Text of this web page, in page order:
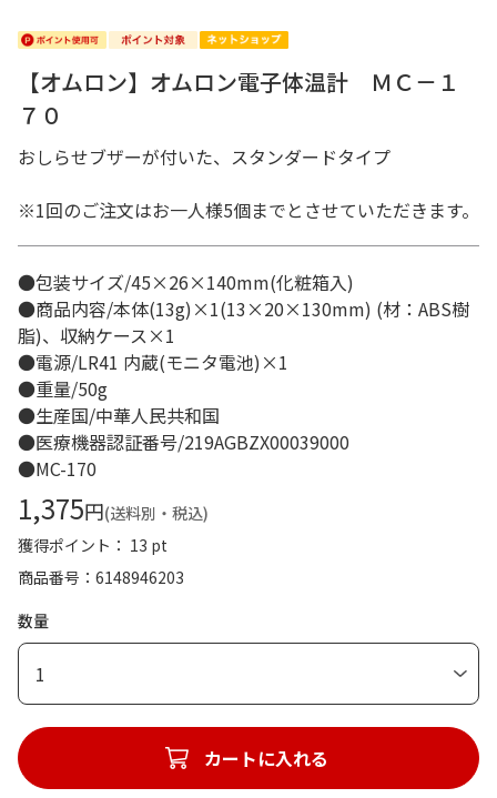
【オムロン】オムロン電子体温計 ＭＣ－１
７０
おしらせブザーが付いた、スタンダードタイプ
※1回のご注文はお一人様5個までとさせていただきます。
●包装サイズ/45×26×140mm(化粧箱入)
●商品内容/本体(13g)×1(13×20×130mm) (材：ABS樹
脂)、収納ケース×1
●電源/LR41 内蔵(モニタ電池)×1
●重量/50g
●生産国/中華人民共和国
●医療機器認証番号/219AGBZX00039000
●MC-170
1,375円(送料別・税込)
獲得ポイント： 13 pt
商品番号
6148946203
数量
1
カートに入れる